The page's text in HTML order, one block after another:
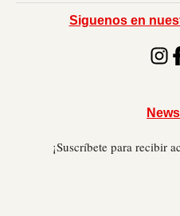
Siguenos en
¡Suscríbete para recibir